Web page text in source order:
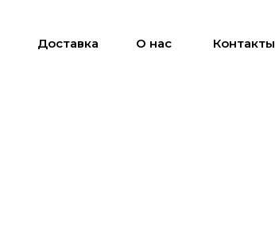
Доставка О нас Контакты